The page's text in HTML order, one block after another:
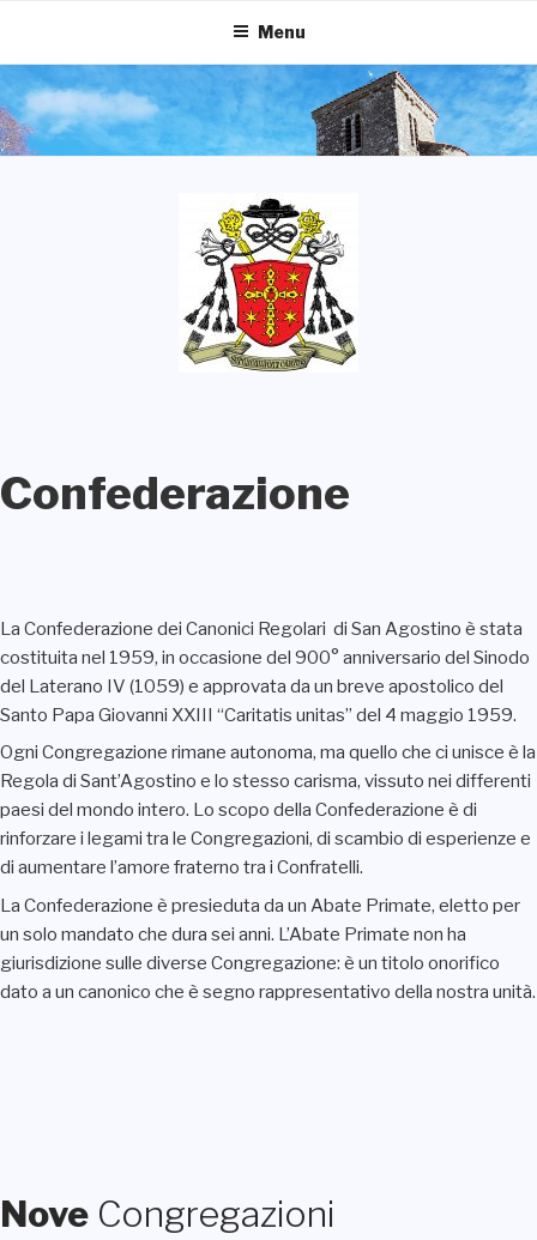
contenuto
Menu
Confederazione
La Confederazione dei Canonici Regolari di San Agostino è stata
costituita nel 1959, in occasione del 900° anniversario del Sinodo
del Laterano IV (1059) e approvata da un breve apostolico del
Santo Papa Giovanni XXIII “Caritatis unitas” del 4 maggio 1959.
Ogni Congregazione rimane autonoma, ma quello che ci unisce è la
Regola di Sant’Agostino e lo stesso carisma, vissuto nei differenti
paesi del mondo intero. Lo scopo della Confederazione è di
rinforzare i legami tra le Congregazioni, di scambio di esperienze e
di aumentare l’amore fraterno tra i Confratelli.
La Confederazione è presieduta da un Abate Primate, eletto per
un solo mandato che dura sei anni. L’Abate Primate non ha
giurisdizione sulle diverse Congregazione: è un titolo onorifico
dato a un canonico che è segno rappresentativo della nostra unità.
Nove Congregazioni